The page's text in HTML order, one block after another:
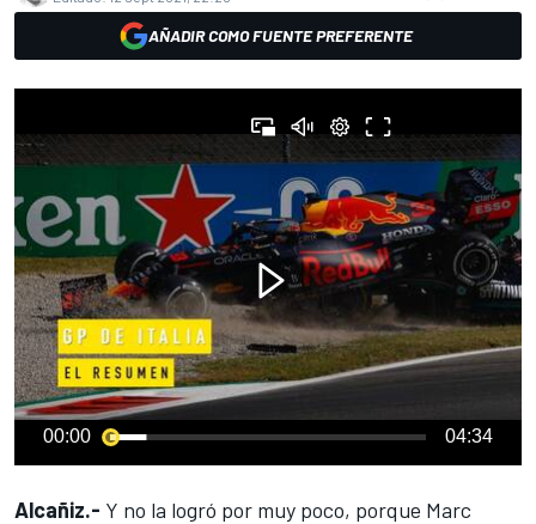
AÑADIR COMO FUENTE PREFERENTE
00:00 04:34
Alcañiz.- Y no la logró por muy poco, porque Marc